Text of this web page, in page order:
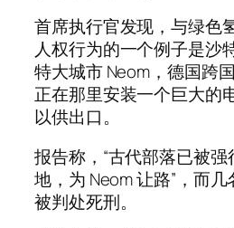
首席执行官发现，与绿色
人权行为的一个例子是沙
特大城市 Neom，德国跨
正在那里安装一个巨大的
以供出口。
报告称，“古代部落已被
地，为 Neom 让路”，而
被判处死刑。